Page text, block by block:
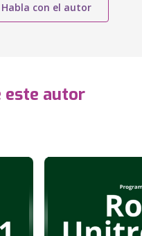
Habla con el autor
este autor